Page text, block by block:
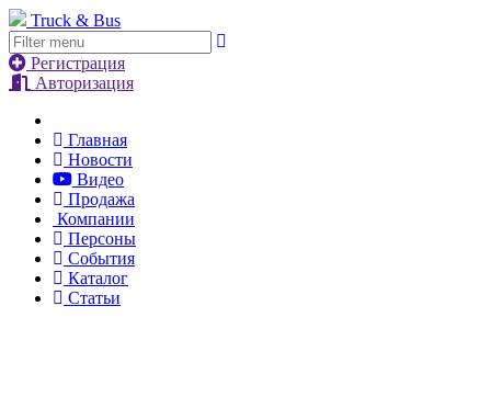
Truck & Bus
Регистрация
Авторизация
Главная
Новости
Видео
Продажа
Компании
Персоны
События
Каталог
Статьи